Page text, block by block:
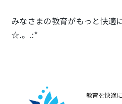
みなさまの教育がもっと快適
☆.。.:*